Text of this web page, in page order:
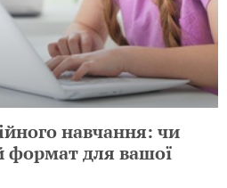
навчання: чи
формат для вашої